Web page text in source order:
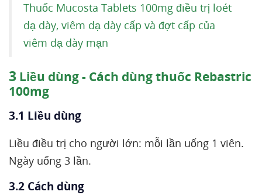
Thuốc Mucosta Tablets 100mg điều trị loét
dạ dày, viêm dạ dày cấp và đợt cấp của
viêm dạ dày mạn
3 Liều dùng - Cách dùng thuốc Rebastric
100mg
3.1 Liều dùng
Liều điều trị cho người lớn: mỗi lần uống 1 viên.
Ngày uống 3 lần.
3.2 Cách dùng